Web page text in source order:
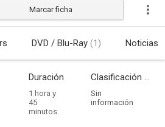
Marcar ficha
DVD / Blu-Ray (1) Noticias
Duración
1 hora y
45
minutos
Clasificación por edades
Sin
información